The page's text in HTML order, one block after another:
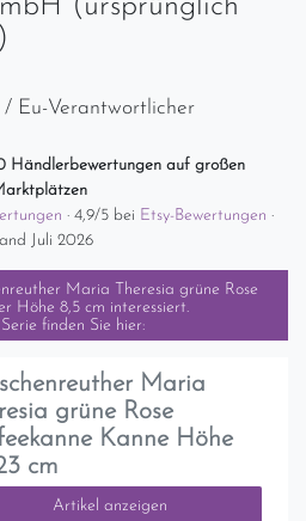
(ursprünglich
Eu-Verantwortlicher
Händlerbewertungen auf großen
· 4,9/5 bei Etsy-Bewertungen ·
Juli 2026
Maria Theresia grüne Rose
Höhe 8,5 cm interessiert.
finden Sie hier:
Maria
grüne Rose
Kanne Höhe
cm
Artikel anzeigen